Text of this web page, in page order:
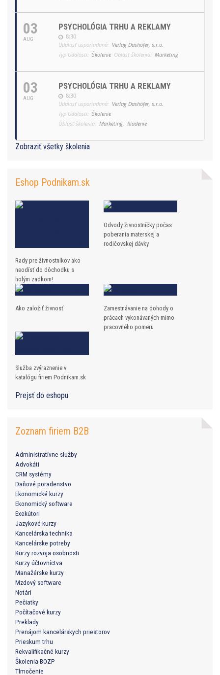
03
AUG
PSYCHOLÓGIA TRHU A REKLAMY
8:30
Udalosť usporiadaná: Verlag Dashöfer, s.r.o.
Typ Udalosti: Školenie Oblasť školenia: Marketing
03
AUG
PSYCHOLÓGIA TRHU A REKLAMY
8:30
Udalosť usporiadaná: Verlag Dashöfer, s.r.o.
Typ Udalosti: Školenie
Oblasť školenia: Marketing, Riadenie
Zobraziť všetky školenia
Eshop Podnikam.sk
Rady pre živnostníkov ako
neodísť do dôchodku s
holým zadkom!
Odvody živnostníčky počas
poberania materskej a
rodičovskej dávky
Ako založiť živnosť
Zamestnávanie na dohody o
prácach vykonávaných mimo
pracovného pomeru
Služba zvýraznenie v
katalógu firiem Podnikam.sk
Prejsť do eshopu
Zoznam firiem B2B
Administratívne služby
Advokáti
CRM systémy
Daňové poradenstvo
Ekonomické kurzy
Ekonomický software
Exekútori
Jazykové kurzy
Kancelárska technika
Kancelárske potreby
Kurzy rozvoja osobnosti
Kurzy účtovníctva
Manažérske kurzy
Mzdový software
Notári
Pečiatky
Počítačové kurzy
Preklady
Prenájom kancelárskych priestorov
Prieskum trhu
Rekvalifikačné kurzy
Školenia BOZP
Tlmočenie